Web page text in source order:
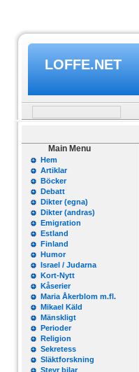
LOFFE.NET
Main Menu
Hem
Artiklar
Böcker
Debatt
Dikter (egna)
Dikter (andras)
Emigration
Estland
Finland
Humor
Israel / Judarna
Kort-Nytt
Kåserier
Maria Åkerblom m.fl.
Mikael Käld
Mänskligt
Perioder
Religion
Sekretess
Släktforskning
Steyr bilar